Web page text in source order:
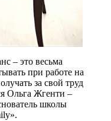
– это весьма
при работе на
за свой труд
Ольга Жгенти –
школы